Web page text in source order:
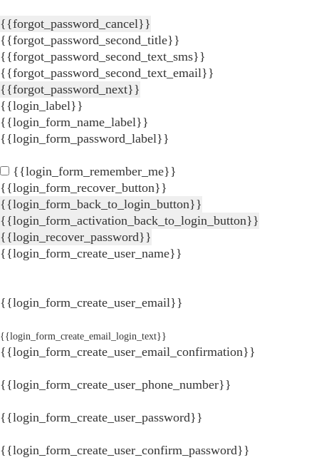
{{forgot_password_cancel}}
{{forgot_password_second_title}}
{{forgot_password_second_text_sms}}
{{forgot_password_second_text_email}}
{{forgot_password_next}}
{{login_label}}
{{login_form_name_label}}
{{login_form_password_label}}
{{login_form_remember_me}}
{{login_form_recover_button}}
{{login_form_back_to_login_button}}
{{login_form_activation_back_to_login_button}}
{{login_recover_password}}
{{login_form_create_user_name}}
{{login_form_create_user_email}}
{{login_form_create_email_login_text}}
{{login_form_create_user_email_confirmation}}
{{login_form_create_user_phone_number}}
{{login_form_create_user_password}}
{{login_form_create_user_confirm_password}}